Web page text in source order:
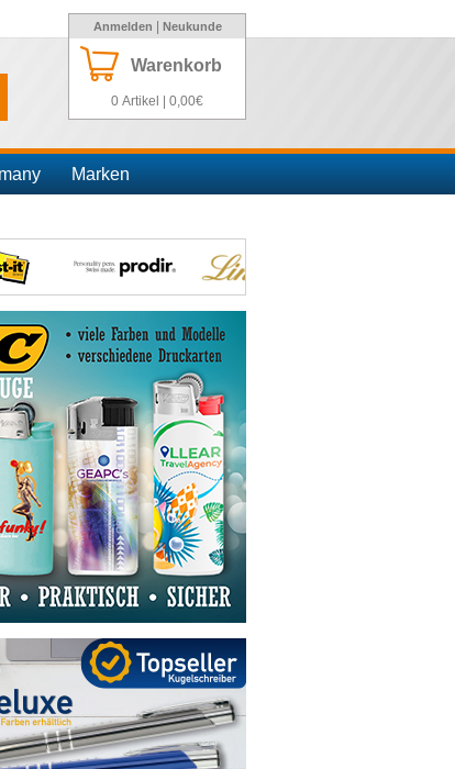
Anmelden Neukunde
Warenkorb
0 Artikel | 0,00€
Marken